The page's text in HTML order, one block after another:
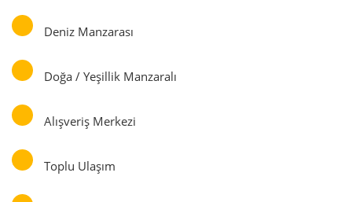
Deniz Manzarası
Doğa / Yeşillik Manzaralı
Alışveriş Merkezi
Toplu Ulaşım